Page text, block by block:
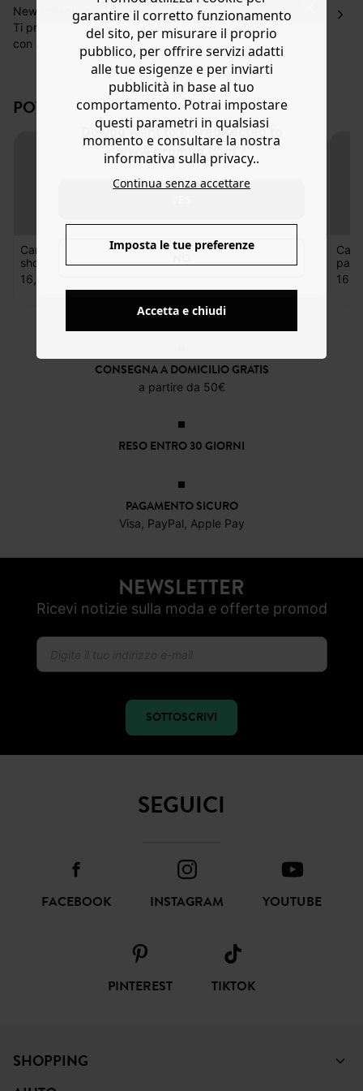
Do you want to be redirected to
www.promod.com ?
Hai 30 gg. per restituire o cambiare gli articoli a
decorrere dalla data dell’avvenuta ricezione.
Aiuto
New collection
Ti proponiamo di confezionare questi shorts paperbag
con patta, disponibili nelle taglie dalla 34 alla 48, perfetti
in versione satinata, in garza di cotone o in viscosa fluida.
Cerca lo scampolo che fa per te sul nostro e-shop e inizia
con il tutorial video su Youtube! Cartamodello in formato
A0 da ricalcare e libretto stampato su carta riciclata, in
francese e inglese.
POTREBBERO PIACERTI ANCHE:
kimono HANAÉ
16,00 €
9,00 €
CONSEGNA A DOMICILIO GRATIS
a partire da 50€
RESO ENTRO 30 GIORNI
PAGAMENTO SICURO
NEWSLETTER
SEGUICI
garantire il corretto funzionamento
del sito, per misurare il proprio
pubblico, per offrire servizi adatti
alle tue esigenze e per inviarti
pubblicità in base al tuo
comportamento. Potrai impostare
questi parametri in qualsiasi
momento e consultare la nostra
informativa sulla privacy..
Continua senza accettare
Imposta le tue preferenze
Accetta e chiudi